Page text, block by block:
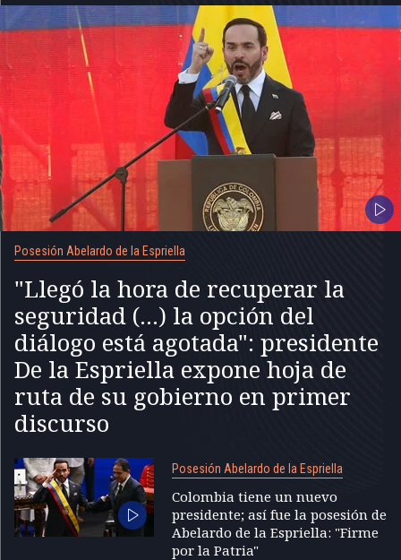
Posesión Abelardo de la Espriella
"Llegó la hora de recuperar la
seguridad (...) la opción del
diálogo está agotada": presidente
De la Espriella expone hoja de
ruta de su gobierno en primer
discurso
Posesión Abelardo de la Espriella
Colombia tiene un nuevo
presidente; así fue la posesión de
Abelardo de la Espriella: "Firme
por la Patria"